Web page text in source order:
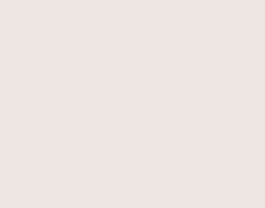
Extra mycket där det är som mest slitet. Sen fick den stå ett dygn
älskar att fota matbilder etc så är detta magi för mig!
♥. Kan tänka mig att när jag nämnde att jag köpt en gammal
om. Och det menar jag inte på ett dåligt sätt! Man ska vara egen, sticka
på, var otroligt svårt. Jag ville inte att det ska försvinna inom 24 timmar, det
gillar att blanda den rustika, hårda och slitna bänken med mjuka blommor.